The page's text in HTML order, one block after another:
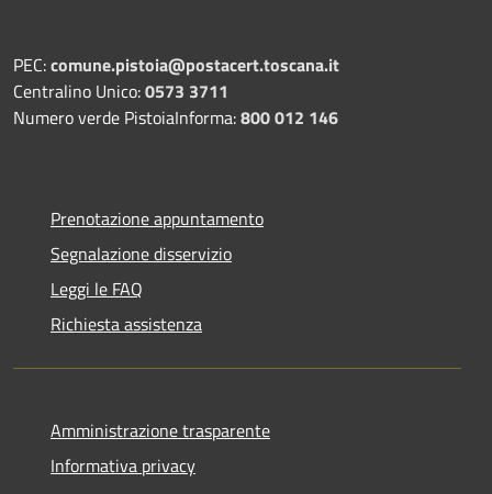
PEC:comune.pistoia@postacert.toscana.it
Centralino Unico:0573 3711
Numero verde PistoiaInforma:800 012 146
Prenotazione appuntamento
Segnalazione disservizio
Leggi le FAQ
Richiesta assistenza
Amministrazione trasparente
Informativa privacy